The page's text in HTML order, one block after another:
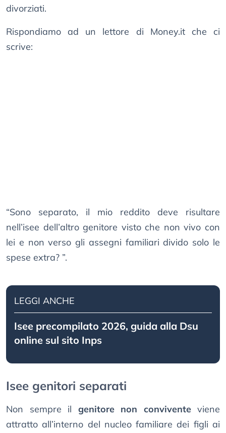
divorziati.
Rispondiamo ad un lettore di Money.it che ci
scrive:
“Sono separato, il mio reddito deve risultare
nell’isee dell’altro genitore visto che non vivo con
lei e non verso gli assegni familiari divido solo le
spese extra? ”.
LEGGI ANCHE
Isee precompilato 2026, guida alla Dsu
online sul sito Inps
Isee genitori separati
Non sempre il genitore non conviventeviene
attratto all’interno del nucleo familiare dei figli ai